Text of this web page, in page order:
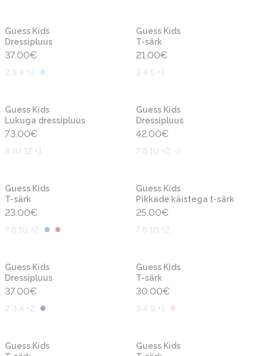
Guess Kids
Dressipluus
37.00€
2 3 4 +2
Guess Kids
T-särk
21.00€
3 4 5 +1
Guess Kids
Lukuga dressipluus
73.00€
8 10 12 +1
Guess Kids
Dressipluus
42.00€
7 8 10 +2
Guess Kids
T-särk
23.00€
7 8 10 +2
Guess Kids
Pikkade käistega t-särk
25.00€
7 8 10 +2
Guess Kids
Dressipluus
37.00€
2 3 4 +2
Guess Kids
T-särk
30.00€
3 4 5 +1
Guess Kids
Guess Kids